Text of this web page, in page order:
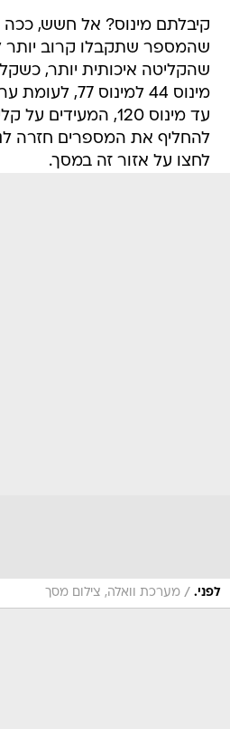
קיבלתם מינוס? אל חשש, ככה
שהמספר שתקבלו קרוב יותר
שהקליטה איכותית יותר,
עד מינוס 120,
להחליף את המספרים חזרה
לחצו על אזור זה במסך.
לפני. / מערכת וואלה, צילום מסך